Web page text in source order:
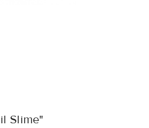
Slime"